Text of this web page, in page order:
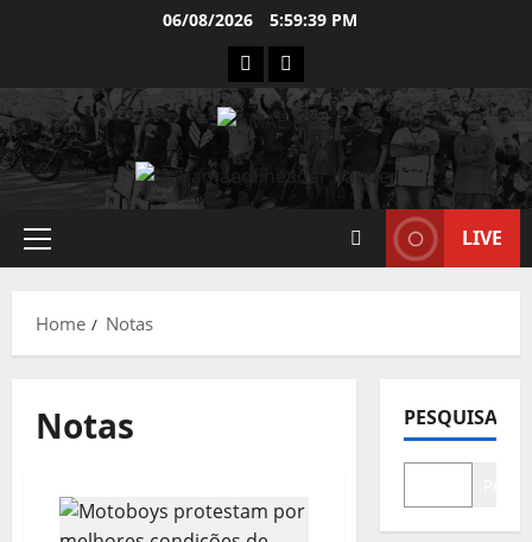
06/08/2026 5:59:39 PM
INSTAGRAM
WHATSAPP
Primary
LIVE
Home Notas
Notas PESQUISAR